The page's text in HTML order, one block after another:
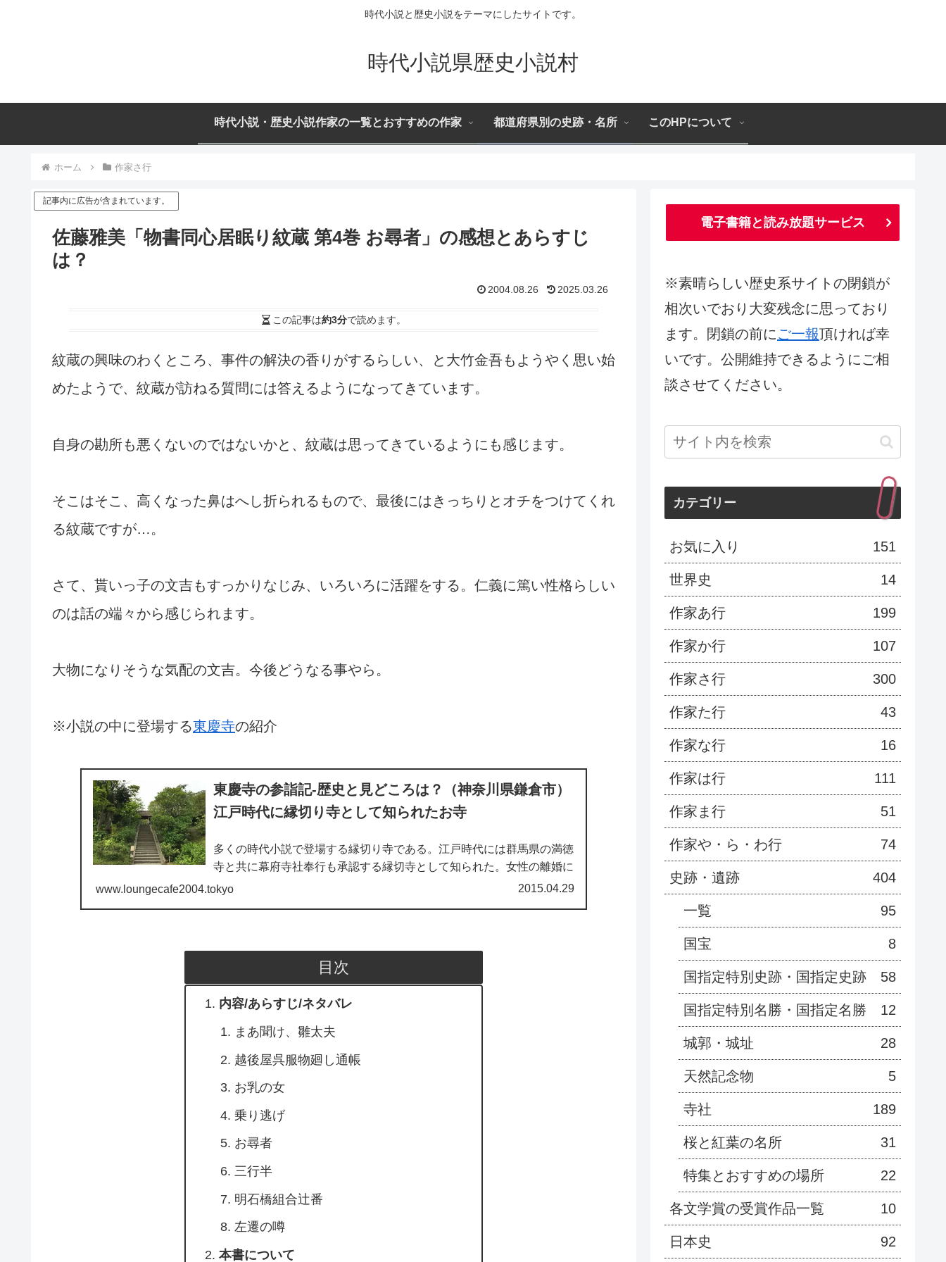
時代小説と歴史小説をテーマにしたサイトです。
時代小説県歴史小説村
時代小説・歴史小説作家の一覧とおすすめの作家 都道府県別の史跡・名所 このHPについて
ホーム 作家さ行
記事内に広告が含まれています。
佐藤雅美「物書同心居眠り紋蔵 第4巻 お尋者」の感想とあらすじ
は？
2004.08.26 2025.03.26
この記事は約3分で読めます。
紋蔵の興味のわくところ、事件の解決の香りがするらしい、と大竹金吾もようやく思い始
めたようで、紋蔵が訪ねる質問には答えるようになってきています。
自身の勘所も悪くないのではないかと、紋蔵は思ってきているようにも感じます。
そこはそこ、高くなった鼻はへし折られるもので、最後にはきっちりとオチをつけてくれ
る紋蔵ですが…。
さて、貰いっ子の文吉もすっかりなじみ、いろいろに活躍をする。仁義に篤い性格らしい
のは話の端々から感じられます。
大物になりそうな気配の文吉。今後どうなる事やら。
※小説の中に登場する東慶寺の紹介
東慶寺の参詣記-歴史と見どころは？（神奈川県鎌倉市）
江戸時代に縁切り寺として知られたお寺
多くの時代小説で登場する縁切り寺である。江戸時代には群馬県の満徳
寺と共に幕府寺社奉行も承認する縁切寺として知られた。女性の離婚に
対する家庭裁判所の役割も果たしていた。
www.loungecafe2004.tokyo 2015.04.29
目次
内容/あらすじ/ネタバレ
まあ聞け、雛太夫
越後屋呉服物廻し通帳
お乳の女
乗り逃げ
お尋者
三行半
明石橋組合辻番
左遷の噂
本書について
電子書籍と読み放題サービス
※素晴らしい歴史系サイトの閉鎖が
相次いでおり大変残念に思っており
ます。閉鎖の前にご一報頂ければ幸
いです。公開維持できるようにご相
談させてください。
カテゴリー
お気に入り 151
世界史 14
作家あ行 199
作家か行 107
作家さ行 300
作家た行 43
作家な行 16
作家は行 111
作家ま行 51
作家や・ら・わ行 74
史跡・遺跡 404
一覧 95
国宝 8
国指定特別史跡・国指定史跡 58
国指定特別名勝・国指定名勝 12
城郭・城址 28
天然記念物 5
寺社 189
桜と紅葉の名所 31
特集とおすすめの場所 22
各文学賞の受賞作品一覧 10
日本史 92